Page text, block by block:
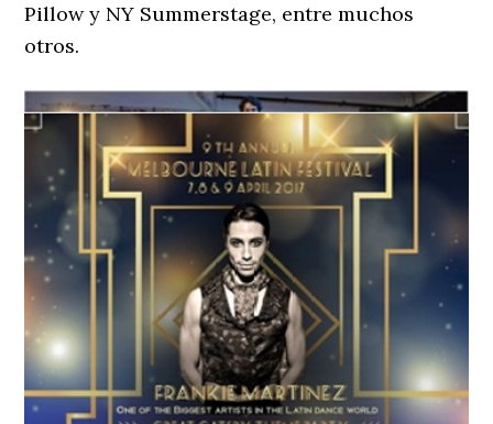
Pillow y NY Summerstage, entre muchos
otros.